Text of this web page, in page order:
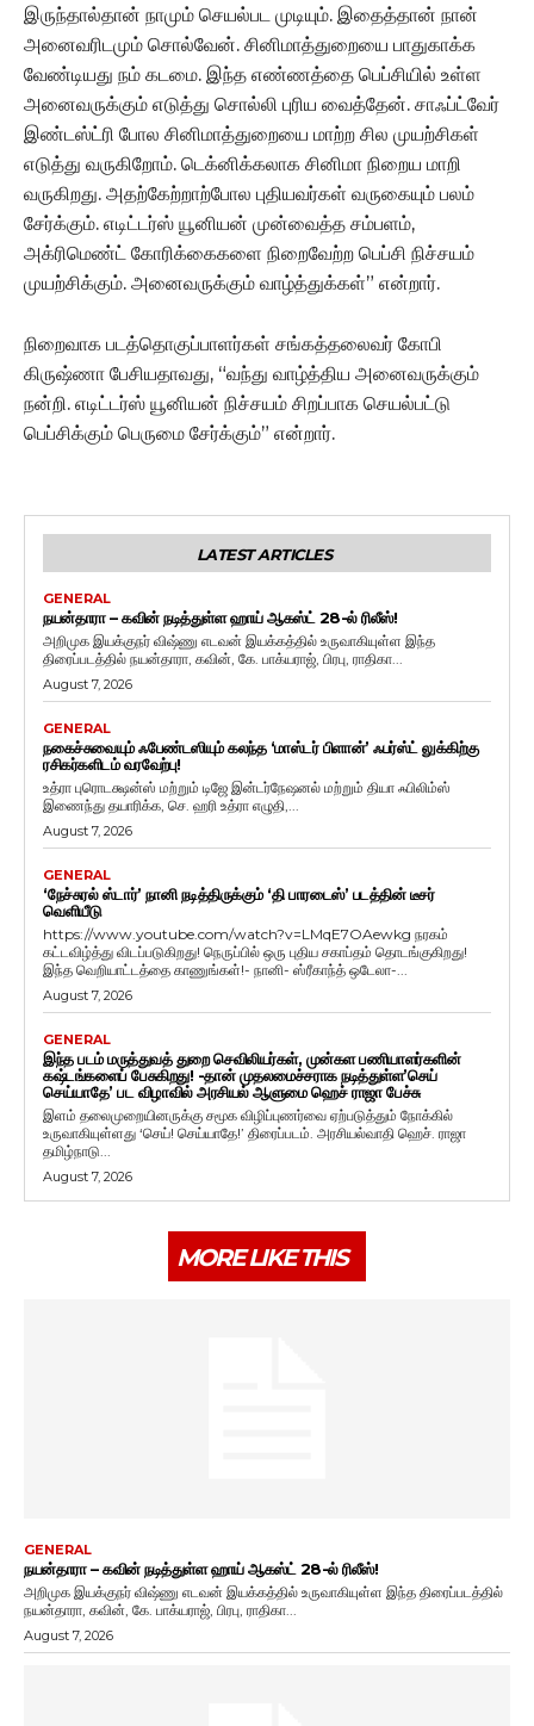
இருந்தால்தான் நாமும் செயல்பட முடியும். இதைத்தான் நான்
அனைவரிடமும் சொல்வேன். சினிமாத்துறையை பாதுகாக்க
வேண்டியது நம் கடமை. இந்த எண்ணத்தை பெப்சியில் உள்ள
அனைவருக்கும் எடுத்து சொல்லி புரிய வைத்தேன். சாஃப்ட்வேர்
இண்டஸ்ட்ரி போல சினிமாத்துறையை மாற்ற சில முயற்சிகள்
எடுத்து வருகிறோம். டெக்னிக்கலாக சினிமா நிறைய மாறி
வருகிறது. அதற்கேற்றாற்போல புதியவர்கள் வருகையும் பலம்
சேர்க்கும். எடிட்டர்ஸ் யூனியன் முன்வைத்த சம்பளம்,
அக்ரிமெண்ட் கோரிக்கைகளை நிறைவேற்ற பெப்சி நிச்சயம்
முயற்சிக்கும். அனைவருக்கும் வாழ்த்துக்கள்” என்றார்.
நிறைவாக படத்தொகுப்பாளர்கள் சங்கத்தலைவர் கோபி
கிருஷ்ணா பேசியதாவது, “வந்து வாழ்த்திய அனைவருக்கும்
நன்றி. எடிட்டர்ஸ் யூனியன் நிச்சயம் சிறப்பாக செயல்பட்டு
பெப்சிக்கும் பெருமை சேர்க்கும்” என்றார்.
LATEST ARTICLES
GENERAL
நயன்தாரா – கவின் நடித்துள்ள ஹாய் ஆகஸ்ட் 28-ல் ரிலீஸ்!
அறிமுக இயக்குநர் விஷ்ணு எடவன் இயக்கத்தில் உருவாகியுள்ள இந்த
திரைப்படத்தில் நயன்தாரா, கவின், கே. பாக்யராஜ், பிரபு, ராதிகா...
August 7, 2026
GENERAL
நகைச்சுவையும் ஃபேண்டஸியும் கலந்த ‘மாஸ்டர் பிளான்’ ஃபர்ஸ்ட் லுக்கிற்கு
ரசிகர்களிடம் வரவேற்பு!
உத்ரா புரொடக்ஷன்ஸ் மற்றும் டிஜே இன்டர்நேஷனல் மற்றும் தியா ஃபிலிம்ஸ்
இணைந்து தயாரிக்க, செ. ஹரி உத்ரா எழுதி,...
August 7, 2026
GENERAL
‘நேச்சுரல் ஸ்டார்’ நானி நடித்திருக்கும் ‘தி பாரடைஸ்’ படத்தின் டீசர்
வெளியீடு
https://www.youtube.com/watch?v=LMqE7OAewkg நரகம்
கட்டவிழ்த்து விடப்படுகிறது! நெருப்பில் ஒரு புதிய சகாப்தம் தொடங்குகிறது!
இந்த வெறியாட்டத்தை காணுங்கள்!- நானி- ஸ்ரீகாந்த் ஒடேலா-...
August 7, 2026
GENERAL
இந்த படம் மருத்துவத் துறை செவிலியர்கள், முன்கள பணியாளர்களின்
கஷ்டங்களைப் பேசுகிறது! -தான் முதலமைச்சராக நடித்துள்ள’செய்
செய்யாதே’ பட விழாவில் அரசியல் ஆளுமை ஹெச் ராஜா பேச்சு
இளம் தலைமுறையினருக்கு சமூக விழிப்புணர்வை ஏற்படுத்தும் நோக்கில்
உருவாகியுள்ளது ‘செய்! செய்யாதே!’ திரைப்படம். அரசியல்வாதி ஹெச். ராஜா
தமிழ்நாடு...
August 7, 2026
MORE LIKE THIS
GENERAL
நயன்தாரா – கவின் நடித்துள்ள ஹாய் ஆகஸ்ட் 28-ல் ரிலீஸ்!
அறிமுக இயக்குநர் விஷ்ணு எடவன் இயக்கத்தில் உருவாகியுள்ள இந்த திரைப்படத்தில்
நயன்தாரா, கவின், கே. பாக்யராஜ், பிரபு, ராதிகா...
August 7, 2026